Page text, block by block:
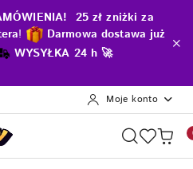
25 zł zniżki za
! Darmowa dostawa już
WYSYŁKA 24 h 🚀
Moje konto